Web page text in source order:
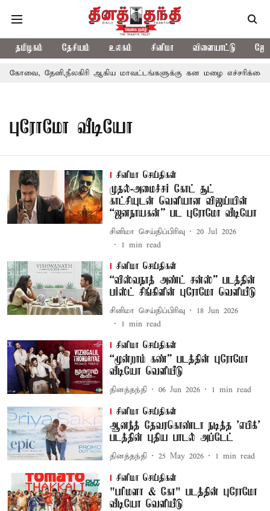
தமிழகம் தேசியம் உலகம் சினிமா விளையாட்டு
கோவை, தேனி,நீலகிரி ஆகிய மாவட்டங்களுக்கு கன மழை எச்சரிக்கை
புரோமோ வீடியோ
சினிமா செய்திகள்
முதல்-அமைச்சர் கோட் சூட்
காட்சியுடன் வெளியான விஜய்யின்
“ஜனநாயகன்” பட புரோமோ வீடியோ
சினிமா செய்திப்பிரிவு
20 Jul 2026
1 min read
சினிமா செய்திகள்
“விஸ்வநாத் அண்ட் சன்ஸ்” படத்தின்
பர்ஸ்ட் சிங்கிளின் புரோமோ வெளியீடு
சினிமா செய்திப்பிரிவு
18 Jun 2026
1 min read
சினிமா செய்திகள்
“மூன்றாம் கண்” படத்தின் புரோமோ
வீடியோ வெளியீடு
தினத்தந்தி 06 Jun 2026 1 min read
சினிமா செய்திகள்
ஆனந்த் தேவரகொண்டா நடித்த 'எபிக்'
படத்தின் புதிய பாடல் அப்டேட்
தினத்தந்தி 25 May 2026 1 min read
சினிமா செய்திகள்
"பரிமளா & கோ" படத்தின் புரோமோ
வீடியோ வெளியீடு